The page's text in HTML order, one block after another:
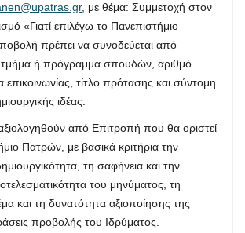
, με θέμα: Συμμετοχή στον
«Γιατί επιλέγω το Πανεπιστήμιο
πρέπει να συνοδεύεται από
ή πρόγραμμα σπουδών, αριθμό
επικοινωνίας, τίτλο πρότασης και σύντομη
ιδέας.
από Επιτροπή που θα οριστεί
Πατρών, με βασικά κριτήρια την
τη σαφήνεια και την
του μηνύματος, τη
και τη δυνατότητα αξιοποίησης της
προβολής του Ιδρύματος.